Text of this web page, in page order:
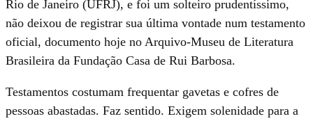
Rio de Janeiro (UFRJ), e foi um solteiro prudentíssimo,
não deixou de registrar sua última vontade num testamento
oficial, documento hoje no Arquivo-Museu de Literatura
Brasileira da Fundação Casa de Rui Barbosa.
Testamentos costumam frequentar gavetas e cofres de
pessoas abastadas. Faz sentido. Exigem solenidade para a